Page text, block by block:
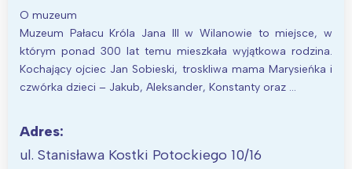
O muzeum
Muzeum Pałacu Króla Jana III w Wilanowie to miejsce, w
którym ponad 300 lat temu mieszkała wyjątkowa rodzina.
Kochający ojciec Jan Sobieski, troskliwa mama Marysieńka i
czwórka dzieci – Jakub, Aleksander, Konstanty oraz …
Adres:
ul. Stanisława Kostki Potockiego 10/16